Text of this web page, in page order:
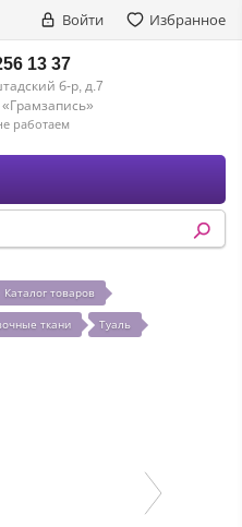
Войти Избранное
13 37
б-р, д.7
работаем
Каталог товаров
ткани Туаль